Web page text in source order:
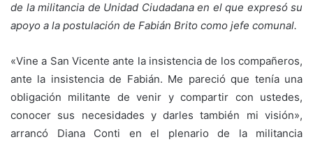
de la militancia de Unidad Ciudadana en el que expresó su
apoyo a la postulación de Fabián Brito como jefe comunal.
«Vine a San Vicente ante la insistencia de los compañeros,
ante la insistencia de Fabián. Me pareció que tenía una
obligación militante de venir y compartir con ustedes,
conocer sus necesidades y darles también mi visión»,
arrancó Diana Conti en el plenario de la militancia